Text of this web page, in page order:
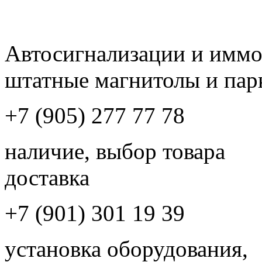
Автосигнализации и
штатные магнитолы и
+7 (905) 277 77 78
наличие, выбор товара
доставка
+7 (901) 301 19 39
установка оборудования,